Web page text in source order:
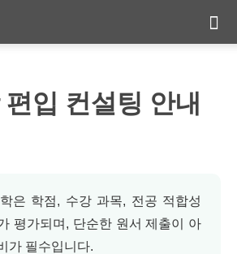
입 컨설팅 안내
은 학점, 수강 과목, 전공 적합성
평가되며, 단순한 원서 제출이 아
가 필수입니다.